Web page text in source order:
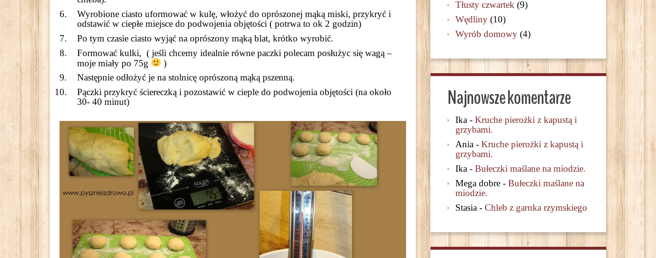
Wyrobione ciasto uformować w kulę, włożyć do oprószonej mąką miski, przykryć i
odstawić w ciepłe miejsce do podwojenia objętości ( potrwa to ok 2 godzin)
Po tym czasie ciasto wyjąć na oprószony mąką blat, krótko wyrobić.
Formować kulki, ( jeśli chcemy idealnie równe paczki polecam posłużyc się wagą –
moje miały po 75g
)
Następnie odłożyć je na stolnicę oprószoną mąką pszenną.
Pączki przykryć ściereczką i pozostawić w cieple do podwojenia objętości (na około
30- 40 minut)
Tłusty czwartek (9)
Wędliny (10)
Wyrób domowy (4)
Najnowsze komentarze
Ika - Kruche pierożki z kapustą i
grzybami.
Ania - Kruche pierożki z kapustą i
grzybami.
Ika - Bułeczki maślane na miodzie.
Mega dobre - Bułeczki maślane na
miodzie.
Stasia - Chleb z garnka rzymskiego